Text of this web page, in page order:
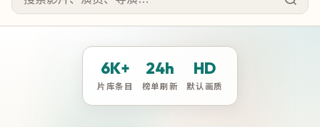
6K+
片库条目
24h
榜单刷新
HD
默认画质